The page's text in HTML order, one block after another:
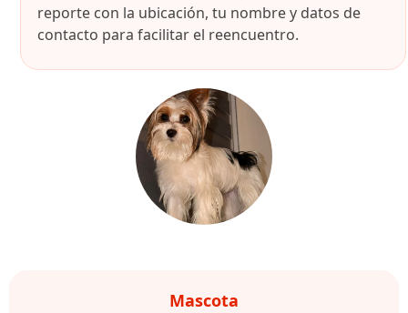
reporte con la ubicación, tu nombre y datos de
contacto para facilitar el reencuentro.
Mascota